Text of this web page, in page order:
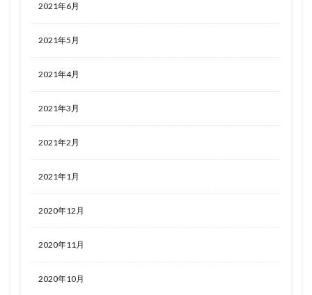
2021年6月
2021年5月
2021年4月
2021年3月
2021年2月
2021年1月
2020年12月
2020年11月
2020年10月